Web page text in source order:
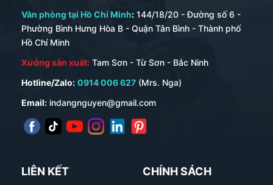
Văn phòng tại Hồ Chí Minh: 144/18/20 - Đường số 6 -
Phường Bình Hưng Hòa B - Quận Tân Bình - Thành phố
Hồ Chí Minh
Xưởng sản xuất: Tam Sơn - Từ Sơn - Bắc Ninh
Hotline/Zalo: 0914 006 627 (Mrs. Nga)
Email: indangnguyen@gmail.com
LIÊN KẾT CHÍNH SÁCH